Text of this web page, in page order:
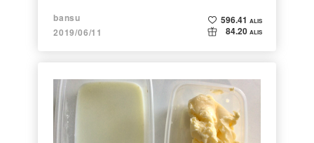
bansu
2019/06/11
596.41 ALIS
84.20 ALIS